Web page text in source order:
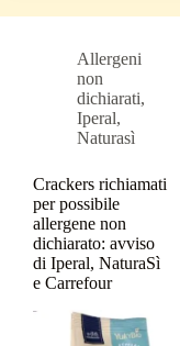
Allergeni
non
dichiarati,
Iperal,
Naturasì
Crackers richiamati
per possibile
allergene non
dichiarato: avviso
di Iperal, NaturaSì
e Carrefour